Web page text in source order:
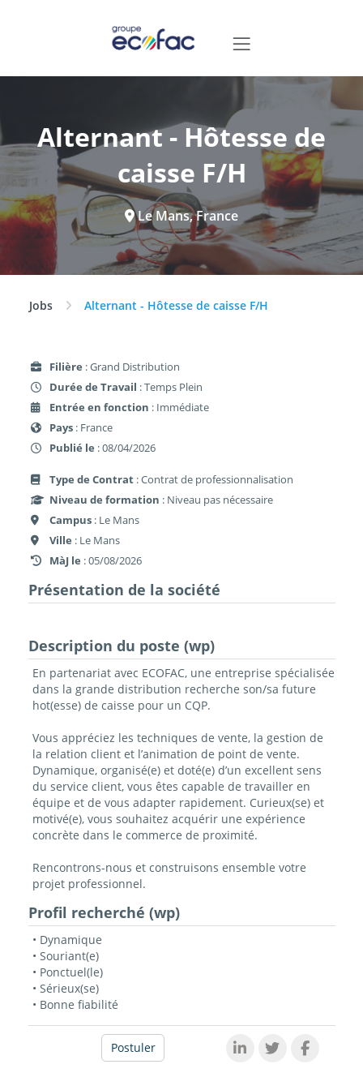
Alternant - Hôtesse de
caisse F/H
Le Mans, France
Jobs Alternant - Hôtesse de caisse F/H
Filière : Grand Distribution
Durée de Travail : Temps Plein
Entrée en fonction : Immédiate
Pays : France
Publié le : 08/04/2026
Type de Contrat : Contrat de professionnalisation
Niveau de formation : Niveau pas nécessaire
Campus : Le Mans
Ville : Le Mans
MàJ le : 05/08/2026
Présentation de la société
Description du poste (wp)
En partenariat avec ECOFAC, une entreprise spécialisée
dans la grande distribution recherche son/sa future
hot(esse) de caisse pour un CQP.
Vous appréciez les techniques de vente, la gestion de
la relation client et l’animation de point de vente.
Dynamique, organisé(e) et doté(e) d’un excellent sens
du service client, vous êtes capable de travailler en
équipe et de vous adapter rapidement. Curieux(se) et
motivé(e), vous souhaitez acquérir une expérience
concrète dans le commerce de proximité.
Rencontrons-nous et construisons ensemble votre
projet professionnel.
Profil recherché (wp)
• Dynamique
• Souriant(e)
• Ponctuel(le)
• Sérieux(se)
• Bonne fiabilité
Postuler